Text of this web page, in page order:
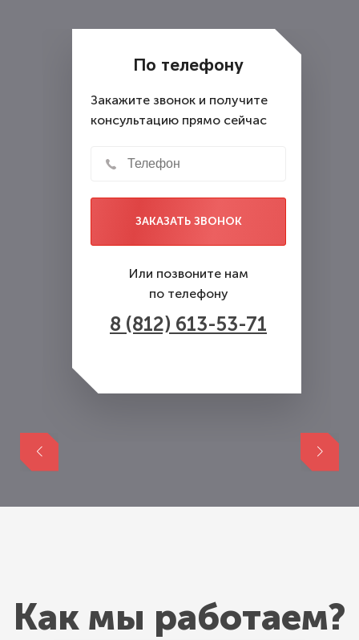
По телефону
Закажите звонок и получите
консультацию прямо сейчас
ЗАКАЗАТЬ ЗВОНОК
Или позвоните нам
по телефону
8 (812) 613-53-71
Как мы работаем?